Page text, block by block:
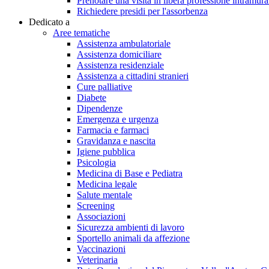
Richiedere presidi per l'assorbenza
Dedicato a
Aree tematiche
Assistenza ambulatoriale
Assistenza domiciliare
Assistenza residenziale
Assistenza a cittadini stranieri
Cure palliative
Diabete
Dipendenze
Emergenza e urgenza
Farmacia e farmaci
Gravidanza e nascita
Igiene pubblica
Psicologia
Medicina di Base e Pediatra
Medicina legale
Salute mentale
Screening
Associazioni
Sicurezza ambienti di lavoro
Sportello animali da affezione
Vaccinazioni
Veterinaria